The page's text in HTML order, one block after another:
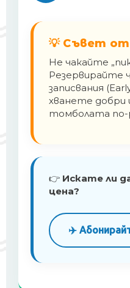
💡 Съвет от
Не чакайте
Резервирайте
записвания
хванете добри
томболата по-
👉 Искате ли
цена?
✈️